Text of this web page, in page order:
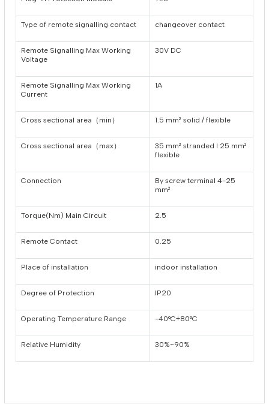
Type of remote signalling contact changeover contact
Remote Signalling Max Working
Voltage
30V DC
Remote Signalling Max Working
Current
1A
Cross sectional area（min） 1.5 mm² solid / flexible
Cross sectional area（max）
35 mm² stranded I 25 mm²
flexible
Connection
By screw terminal 4-25
mm²
Torque(Nm) Main Circuit 2.5
Remote Contact 0.25
Place of installation indoor installation
Degree of Protection IP20
Operating Temperature Range -40°C+80°C
Relative Humidity 30%~90%